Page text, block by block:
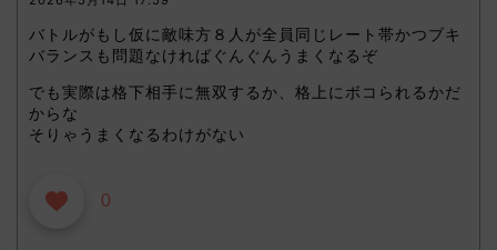
バトルがもし仮に敵味方８人が全員同じレート帯かつブキ
バランスも問題なければぐんぐんうまくなるぞ
でも実際は格下相手に無双するか、格上にボコられるかだ
からな
そりゃうまくなるわけがない
0